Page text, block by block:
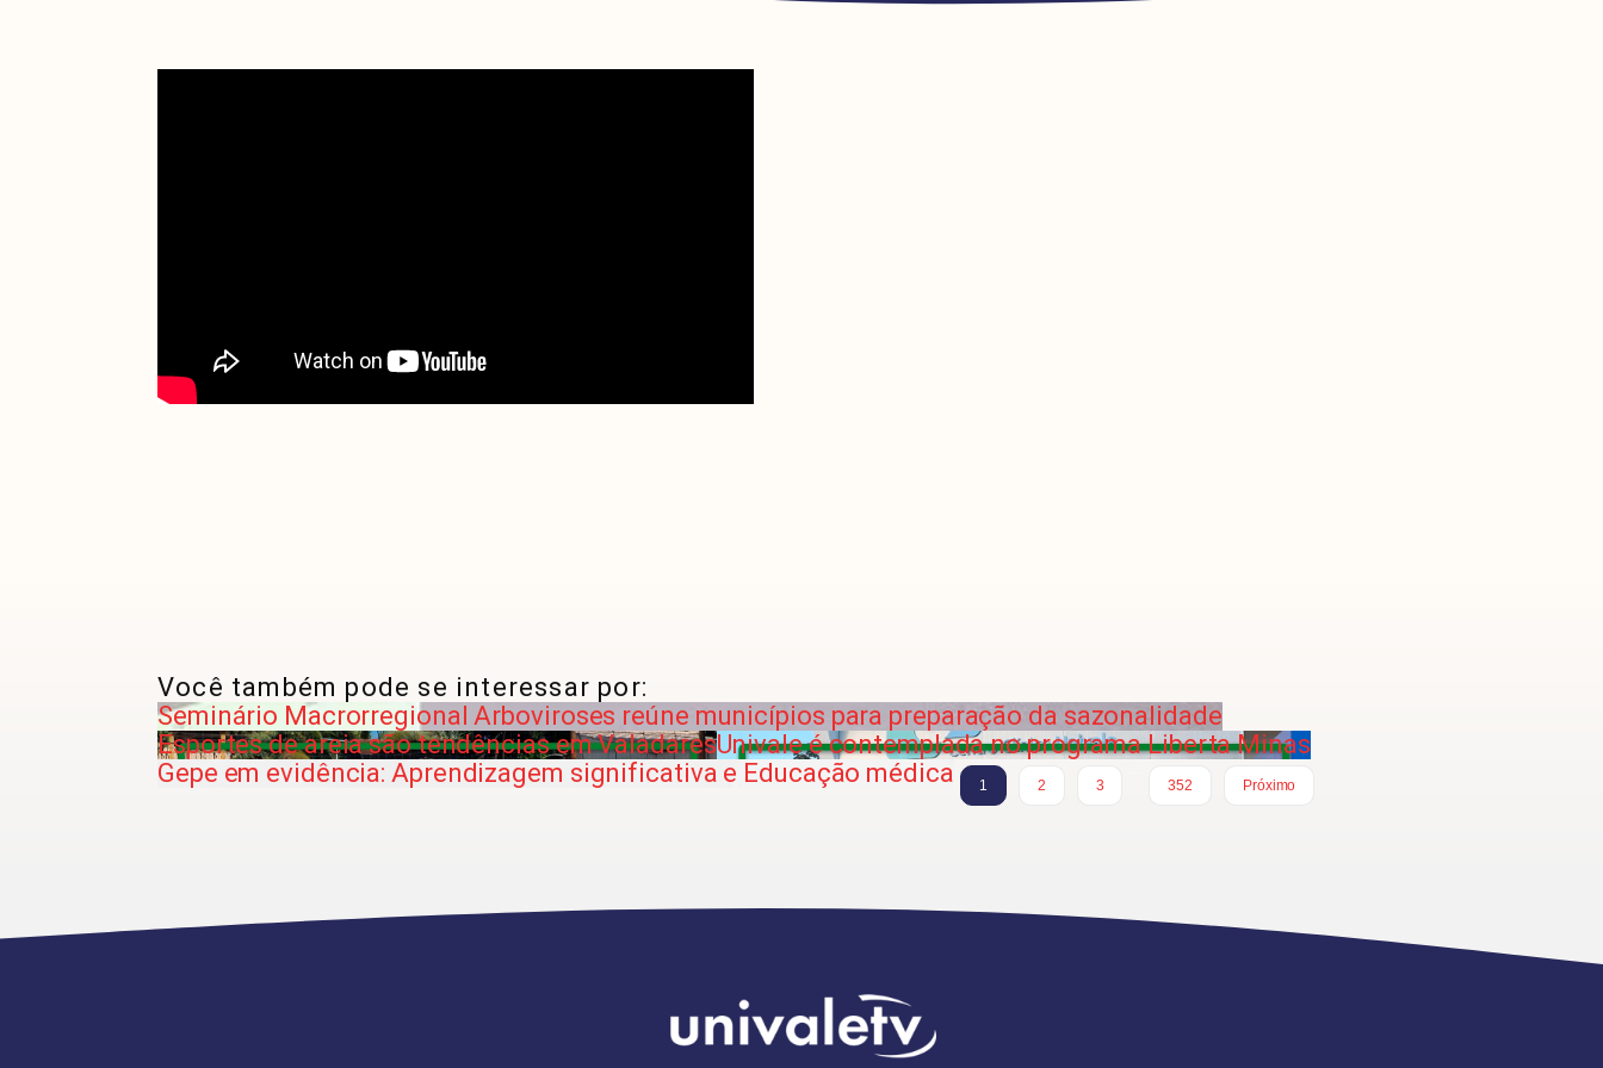
Você também pode se interessar por:
Seminário Macrorregional Arboviroses reúne municípios para preparação da sazonalidade
Esportes de areia são tendências em ValadaresUnivale é contemplada no programa Liberta Minas
Gepe em evidência: Aprendizagem significativa e Educação médica
1 2 3
352
Próximo